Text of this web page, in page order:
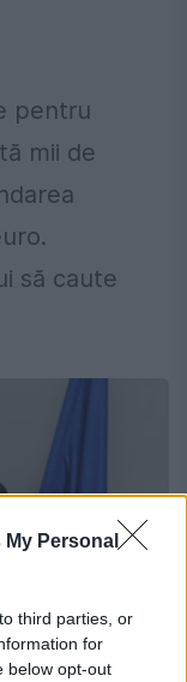
Personal
third parties, or
for
below opt-out
pentru
mii de
să caute